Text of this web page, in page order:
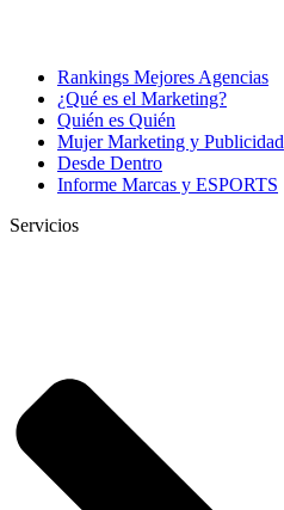
Rankings Mejores Agencias
¿Qué es el Marketing?
Quién es Quién
Mujer Marketing y Publicidad
Desde Dentro
Informe Marcas y ESPORTS
Servicios